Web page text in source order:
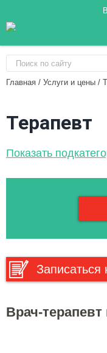
Главная / Услуги и цены /
Терапевт
Показать
Записаться
Врач-терапевт